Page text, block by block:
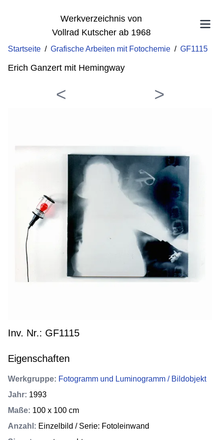
Werkverzeichnis von
Vollrad Kutscher ab 1968
Startseite / Grafische Arbeiten mit Fotochemie / GF1115
Erich Ganzert mit Hemingway
Inv. Nr.: GF1115
Eigenschaften
Werkgruppe: Fotogramm und Luminogramm / Bildobjekt
Jahr: 1993
Maße: 100 x 100 cm
Anzahl : Einzelbild / Serie: Fotoleinwand
< >